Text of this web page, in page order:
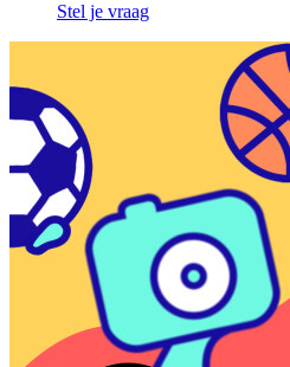
Stel je vraag